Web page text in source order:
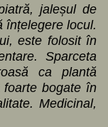
jaleșul de
înțelegere locul.
este folosit în
Sparceta
ca plantă
bogate în
Medicinal,